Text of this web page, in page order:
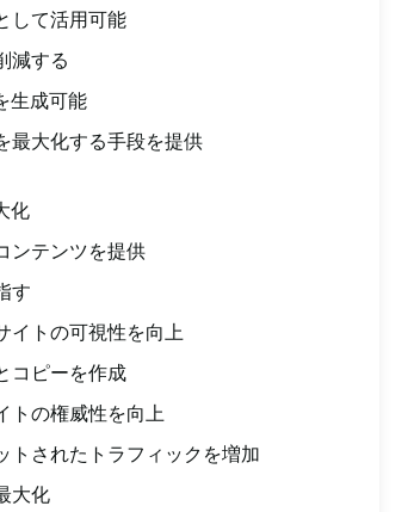
して活用可能
減する
生成可能
最大化する手段を提供
化
ンテンツを提供
す
イトの可視性を向上
コピーを作成
トの権威性を向上
トされたトラフィックを増加
大化